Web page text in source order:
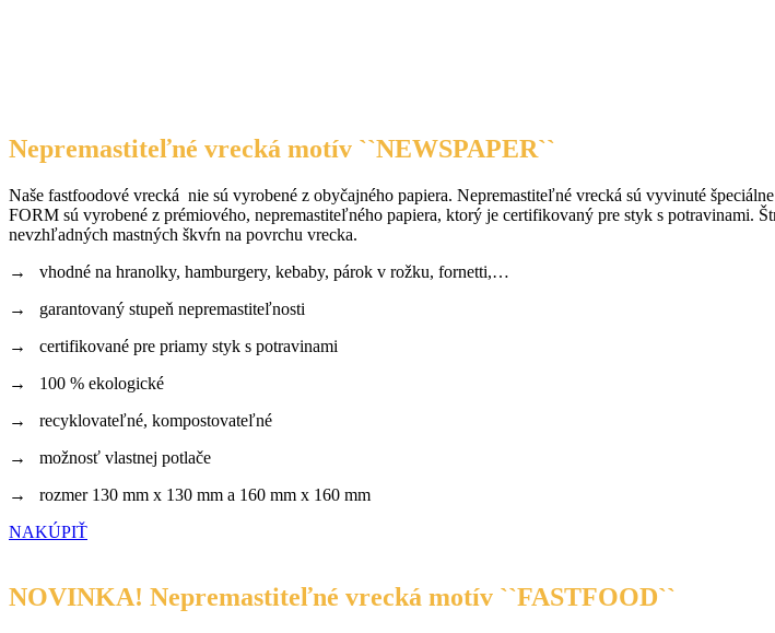
Nepremastiteľné vrecká motív ``NEWSPAPER``
Naše fastfoodové vrecká nie sú vyrobené z obyčajného papiera. Nepremastiteľné vrecká sú vyvinuté
FORM sú vyrobené z prémiového, nepremastiteľného papiera, ktorý je certifikovaný pre styk s potravinami.
nevzhľadných mastných škvŕn na povrchu vrecka.
→ vhodné na hranolky, hamburgery, kebaby, párok v rožku, fornetti,…
→ garantovaný stupeň nepremastiteľnosti
→ certifikované pre priamy styk s potravinami
→ 100 % ekologické
→ recyklovateľné, kompostovateľné
→ možnosť vlastnej potlače
→ rozmer 130 mm x 130 mm a 160 mm x 160 mm
NAKÚPIŤ
NOVINKA! Nepremastiteľné vrecká motív ``FASTFOOD``